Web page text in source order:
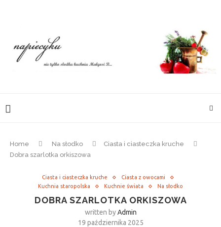
Home Na słodko
Ciasta i ciasteczka kruche
Dobra szarlotka orkiszowa
Ciasta i ciasteczka kruche
Ciasta z owocami
Kuchnia staropolska
Kuchnie świata Na słodko
DOBRA SZARLOTKA ORKISZOWA
written byAdmin
19 października 2025